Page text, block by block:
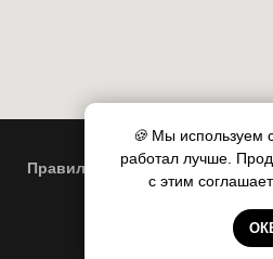
Правила пользования сайтом
Готовы
🍪 Мы используем
работал лучше.
с этим